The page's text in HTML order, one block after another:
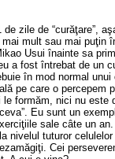
zile de “curăţare”,
mult sau mai puţin
Usui înainte sa
a fost întrebat de un
în mod normal
pe care o percepem
formăm, nici nu
Eu sunt un
sale câte un
nivelul tuturor
Cei